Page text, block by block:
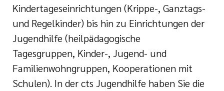
der cts
Dienst
Kindertageseinrichtungen (Krippe-, Ganztags-
und Regelkinder) bis hin zu Einrichtungen der
Jugendhilfe (heilpädagogische
Tagesgruppen, Kinder-, Jugend- und
Familienwohngruppen, Kooperationen mit
Schulen). In der cts Jugendhilfe haben Sie die